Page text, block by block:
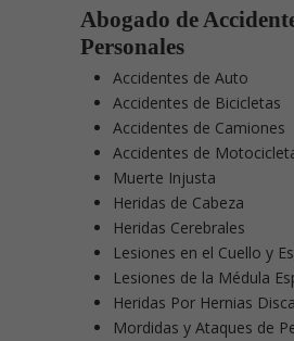
Abogado de
Personales
Accidentes de Auto
Accidentes de Bicicletas
Accidentes de Camiones
Accidentes de
Muerte Injusta
Heridas de Cabeza
Heridas Cerebrales
Lesiones en el Cuello y
Lesiones de la Médula
Heridas Por Hernias
Mordidas y Ataques de